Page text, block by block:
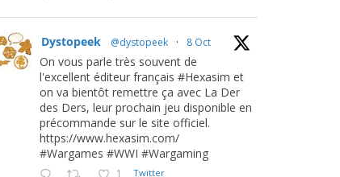
Dystopeek @dystopeek · 8 Oct
On vous parle très souvent de
l'excellent éditeur français #Hexasim et
on va bientôt remettre ça avec La Der
des Ders, leur prochain jeu disponible en
précommande sur le site officiel.
https://www.hexasim.com/
#Wargames #WWI #Wargaming
1 Twitter